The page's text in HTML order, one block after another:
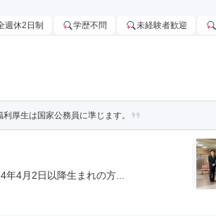
週休2日制 学歴不問 未経験者歓迎
厚生は国家公務員に準じます。
4月2日以降生まれの方...